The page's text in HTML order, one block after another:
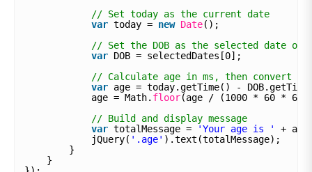
// Set today as the current date
var today = new Date();
// Set the DOB as the selected date of
var DOB = selectedDates[0];
// Calculate age in ms, then convert to
var age = today.getTime() -
age = Math. floor(age / (1000 * 60 * 60
// Build and display message
var totalMessage = 'Your age is '
+
jQuery( '.age' ).text(totalMessage);
}
}